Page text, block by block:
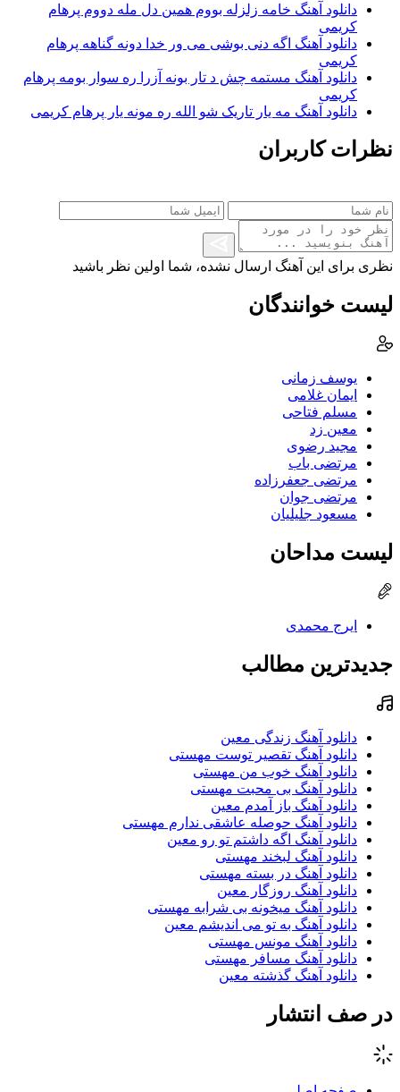
دانلود آهنگ خامه زلزله بووم همین دل مله دووم پرهام
کریمی
دانلود آهنگ اگه دنی بوشی می ور خدا دونه گناهه پرهام
کریمی
دانلود آهنگ مستمه چش د تار بونه آزرا ره سوار بومه پرهام
کریمی
دانلود آهنگ مه یار تاریک شو الله ره مونه یار پرهام کریمی
نظرات کاربران
نظری برای این آهنگ ارسال نشده، شما اولین نظر باشید
لیست خوانندگان
یوسف زمانی
ایمان غلامی
مسلم فتاحی
معین زد
مجید رضوی
مرتضی باب
مرتضی جعفرزاده
مرتضی جوان
مسعود جلیلیان
لیست مداحان
ایرج محمدی
جدیدترین مطالب
دانلود آهنگ زندگی معین
دانلود آهنگ تقصیر توست مهستی
دانلود آهنگ خوب من مهستی
دانلود آهنگ بی محبت مهستی
دانلود آهنگ باز آمدم معین
دانلود آهنگ حوصله عاشقی ندارم مهستی
دانلود آهنگ اگه داشتم تو رو معین
دانلود آهنگ لبخند مهستی
دانلود آهنگ در بسته مهستی
دانلود آهنگ روزگار معین
دانلود آهنگ میخونه بی شرابه مهستی
دانلود آهنگ به تو می اندیشم معین
دانلود آهنگ مونس مهستی
دانلود آهنگ مسافر مهستی
دانلود آهنگ گذشته معین
در صف انتشار